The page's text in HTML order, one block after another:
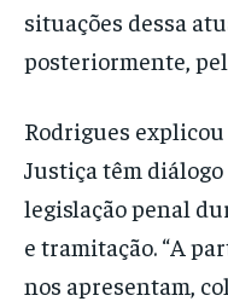
situações dessa
posteriormente,
Rodrigues
Justiça têm
legislação penal
e tramitação. “A
nos apresentam,